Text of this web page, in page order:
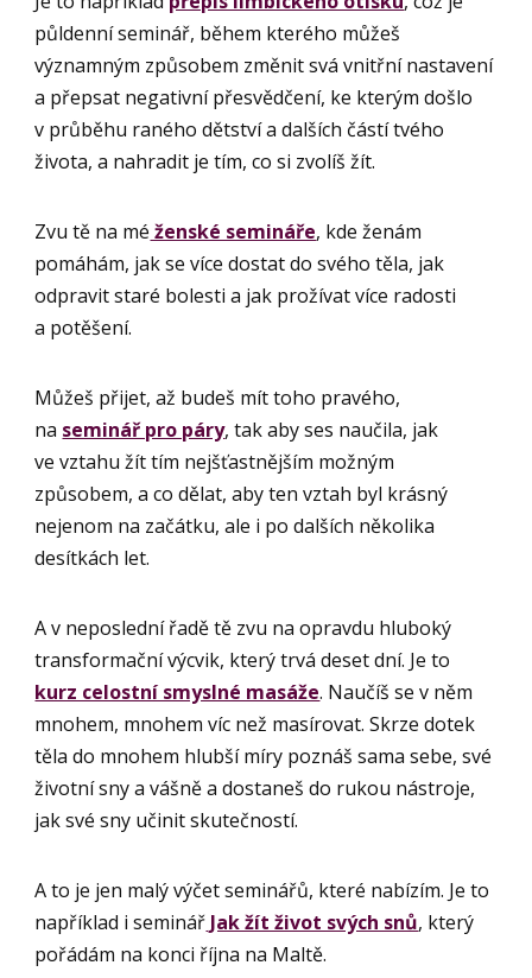
půldenní seminář, během kterého můžeš
významným způsobem změnit svá vnitřní nastavení
a přepsat negativní přesvědčení, ke kterým došlo
v průběhu raného dětství a dalších částí tvého
života, a nahradit je tím, co si zvolíš žít.
Zvu tě na mé ženské semináře, kde ženám
pomáhám, jak se více dostat do svého těla, jak
odpravit staré bolesti a jak prožívat více radosti
a potěšení.
Můžeš přijet, až budeš mít toho pravého,
na seminář pro páry, tak aby ses naučila, jak
ve vztahu žít tím nejšťastnějším možným
způsobem, a co dělat, aby ten vztah byl krásný
nejenom na začátku, ale i po dalších několika
desítkách let.
A v neposlední řadě tě zvu na opravdu hluboký
transformační výcvik, který trvá deset dní. Je to
kurz celostní smyslné masáže. Naučíš se v něm
mnohem, mnohem víc než masírovat. Skrze dotek
těla do mnohem hlubší míry poznáš sama sebe, své
životní sny a vášně a dostaneš do rukou nástroje,
jak své sny učinit skutečností.
A to je jen malý výčet seminářů, které nabízím. Je to
například i seminář Jak žít život svých snů, který
pořádám na konci října na Maltě.